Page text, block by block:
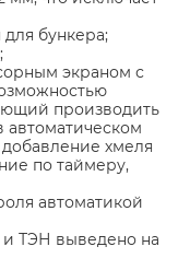
бункера;
экраном с
производить
автоматическом
хмеля
по таймеру,
автоматикой
и ТЭН выведено на